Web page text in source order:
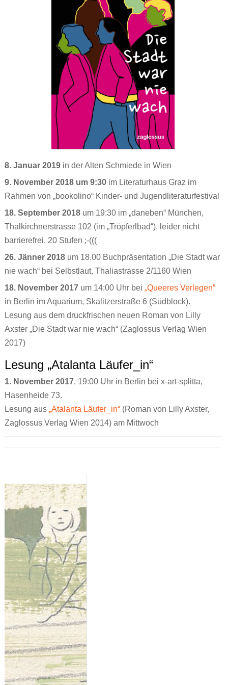
Про ЭТО. Про ЧТО?
Ronnies Auskunft
Jonas‘ Wollhaut
Renis erste Regel
Schwierige Wörterliste
Persönliches Heft
Briefkasten
Versprecher
Aufgeklärt
PS:
Wenn ich groß bin, will ich FRAUlenzen
Die Stadt war nie wach
Atalanta Läufer_in
Theaterstücke Lilly Axster
Bildergalerie Christine Aebi
„Teaching gender?“
Artikel & sonstige Texte
Links
8. Januar 2019in der Alten Schmiede in Wien
9. November 2018 um 9:30 im Literaturhaus Graz im
Rahmen von „bookolino“ Kinder- und Jugendliteraturfestival
18. September 2018um 19:30 im „daneben“ München,
Thalkirchnerstrasse 102 (im „Tröpferlbad“), leider nicht
barrierefrei, 20 Stufen ;-(((
26. Jänner 2018um 18.00 Buchpräsentation „Die Stadt war
nie wach“ bei Selbstlaut, Thaliastrasse 2/1160 Wien
18. November 2017um 14:00 Uhr bei „Queeres Verlegen“
in Berlin im Aquarium, Skalitzerstraße 6 (Südblock).
Lesung aus dem druckfrischen neuen Roman von Lilly
Axster „Die Stadt war nie wach“ (Zaglossus Verlag Wien
2017)
Lesung „Atalanta Läufer_in“
1. November 2017, 19:00 Uhr in Berlin bei x-art-splitta,
Hasenheide 73.
Lesung aus „Atalanta Läufer_in“(Roman von Lilly Axster,
Zaglossus Verlag Wien 2014) am Mittwoch